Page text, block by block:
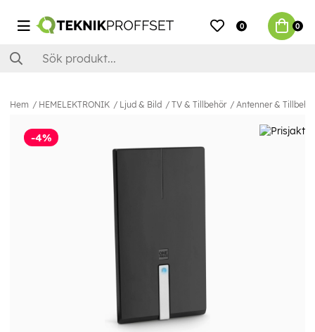
0 0
Hem HEMELEKTRONIK Ljud & Bild TV & Tillbehör Antenner &
-4%